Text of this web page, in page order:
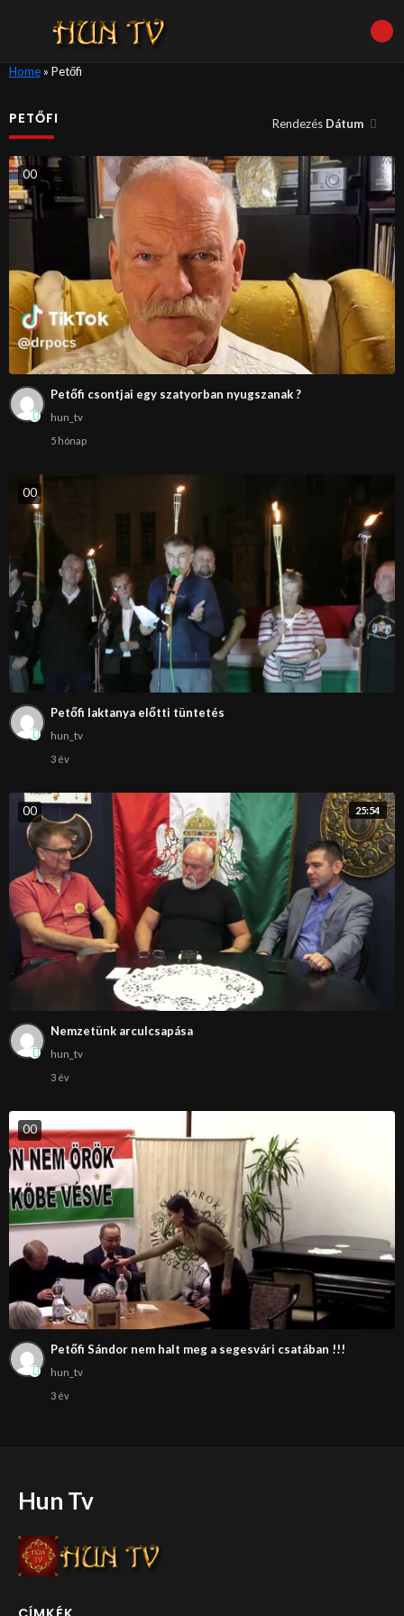
Home» Petőfi
PETŐFI Rendezés Dátum
00
Petőfi csontjai egy szatyorban nyugszanak ?
hun_tv
5 hónap
00
Petőfi laktanya előtti tüntetés
hun_tv
3 év
25:54
00
Nemzetünk arculcsapása
hun_tv
3 év
00
Petőfi Sándor nem halt meg a segesvári csatában !!!
hun_tv
3 év
Hun Tv